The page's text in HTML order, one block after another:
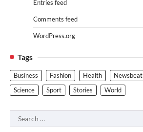
Entries feed
Comments feed
WordPress.org
Tags
Business Fashion Health Newsbeat
Science
Sport Stories World
Search
for: